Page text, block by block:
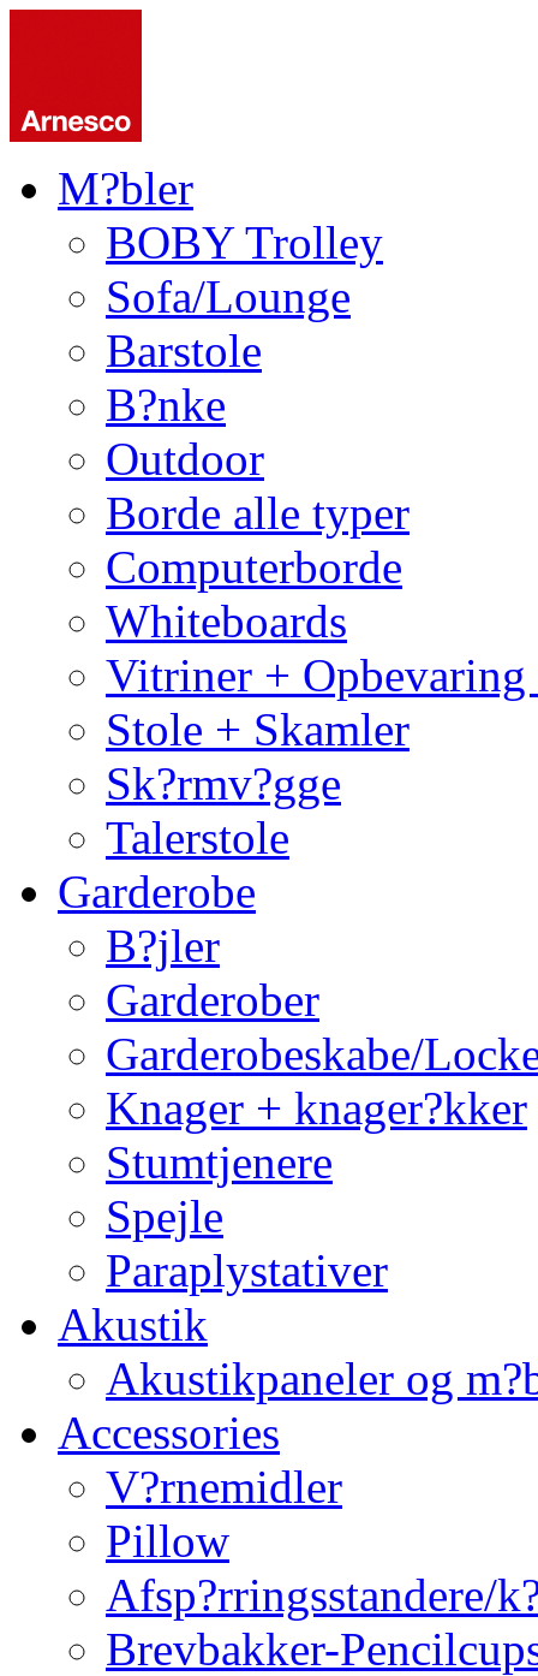
M?bler
BOBY Trolley
Sofa/Lounge
Barstole
B?nke
Outdoor
Borde alle typer
Computerborde
Whiteboards
Vitriner +
Stole + Skamler
Sk?rmv?gge
Talerstole
Garderobe
B?jler
Garderober
Garderobeskabe/
Knager + knager?kker
Stumtjenere
Spejle
Paraplystativer
Akustik
Akustikpaneler og
Accessories
V?rnemidler
Pillow
Afsp?rringsstandere/
Brevbakker-